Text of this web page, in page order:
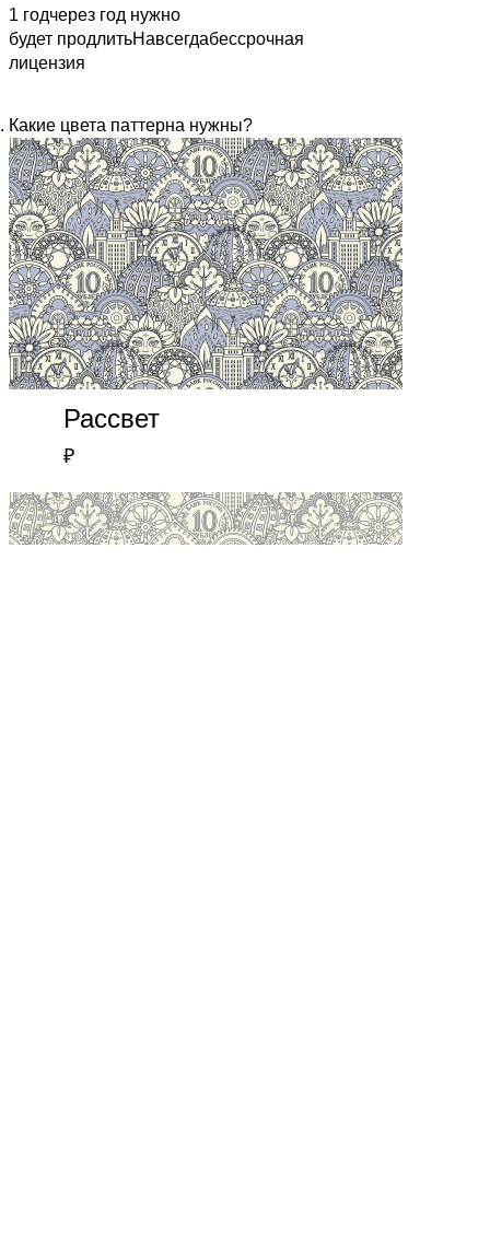
1 годчерез год нужно
будет продлитьНавсегдабессрочная
лицензия
Какие цвета паттерна нужны?
Рассвет
₽